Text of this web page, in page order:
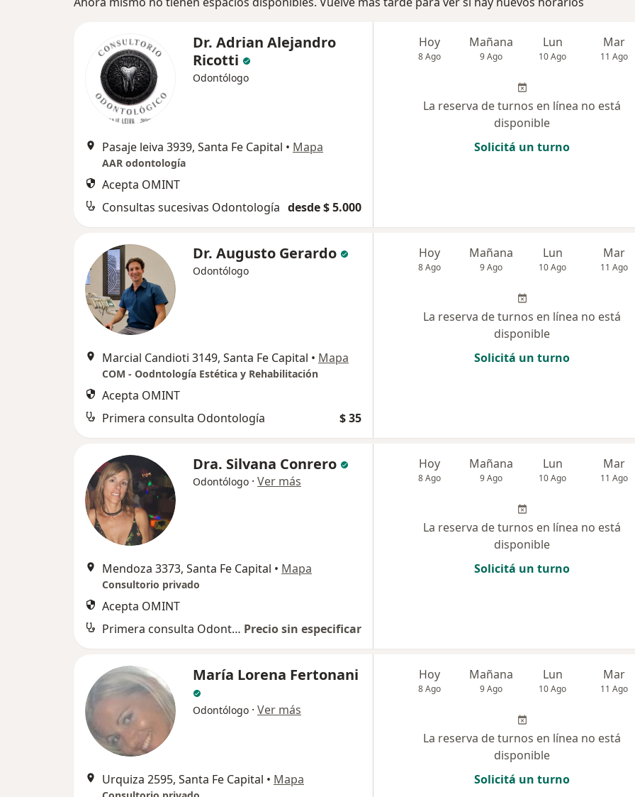
Dr. Adrian Alejandro
Ricotti
Odontólogo
Pasaje leiva 3939, Santa Fe Capital • Mapa
AAR odontología
Acepta OMINT
Consultas sucesivas Odontología desde $ 5.000
Hoy
8 Ago
Mañana
9 Ago
Lun
10 Ago
Mar
11 Ago
La reserva de turnos en línea no está
disponible
Solicitá un turno
Dr. Augusto Gerardo
Odontólogo
Marcial Candioti 3149, Santa Fe Capital • Mapa
COM - Oodntología Estética y Rehabilitación
Acepta OMINT
Primera consulta Odontología
$ 35
Hoy
8 Ago
Mañana
9 Ago
Lun
10 Ago
Mar
11 Ago
La reserva de turnos en línea no está
disponible
Solicitá un turno
Dra. Silvana Conrero
Odontólogo · Ver más
Mendoza 3373, Santa Fe Capital • Mapa
Consultorio privado
Acepta OMINT
Primera consulta Odontología Precio sin especificar
Hoy
8 Ago
Mañana
9 Ago
Lun
10 Ago
Mar
11 Ago
La reserva de turnos en línea no está
disponible
Solicitá un turno
María Lorena Fertonani
Odontólogo · Ver más
Urquiza 2595, Santa Fe Capital • Mapa
Hoy
8 Ago
Mañana
9 Ago
Lun
10 Ago
Mar
11 Ago
La reserva de turnos en línea no está
disponible
Solicitá un turno